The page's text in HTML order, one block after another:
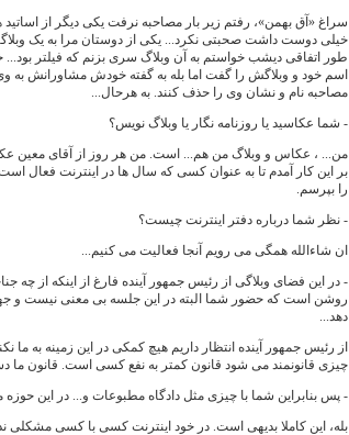
سراغ «آق بهمن»، رفتم زیر بار مصاحبه نرفت یکی دیگر از اساتید
خیلی دوست داشت صحبتی نکرد... یکی از دوستان مرا به یک
طور اتفاقی دیشب خواستم به آن وبلاگ سری بزنم که فیلتر
اسم خود و وبلاگش را گفت اما بله به گفته خودش مشاورانش به
مصاحبه نام و نشان وی را حذف کنند. به هرحال...
- شما عکاسید یا روزنامه نگار یا وبلاگ نویس؟
من... ، عکاس و وبلاگ من هم... است. من هر روز از آقای معین
بر این کار آمدم تا به عنوان کسی که سال ها در اینترنت فعال
را بپرسم.
- نظر شما درباره دفتر اینترنت چیست؟
ان شاءالله همگی می رویم آنجا فعالیت می کنیم...
- در این فضای وبلاگی از رئیس جمهور آینده فارغ از اینکه از چه
روشن است که حضور شما البته در این جلسه بی معنی نیست و
دهد...
از رئیس جمهور آینده انتظار داریم هیچ کمکی در این زمینه به ما
چیزی قانونمند می شود قانون کمتر به نفع کسی است. قانون ما
- پس بنابراین شما با چیزی مثل دادگاه مطبوعات و... در این حوزه
بله، این کاملا بدیهی است. در خود اینترنت کسی با کسی مشکلی